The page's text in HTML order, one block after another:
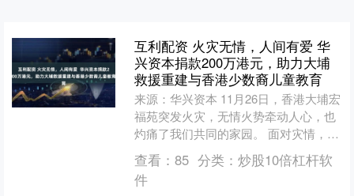
互利配资 火灾无情，人间有爱 华
兴资本捐款200万港元，助力大埔
救援重建与香港少数裔儿童教育
来源：华兴资本 11月26日，香港大埔宏
福苑突发火灾，无情火势牵动人心，也
灼痛了我们共同的家园。 面对灾情，华
兴资本迅速行动，向大埔宏福苑救援基
金捐赠100万港....
查看： 85 分类： 炒股10倍杠杆软
件